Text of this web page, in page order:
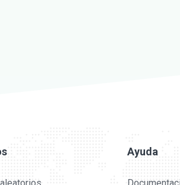
Ayuda